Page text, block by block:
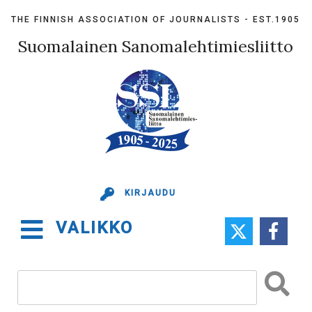
content
THE FINNISH ASSOCIATION OF JOURNALISTS - EST.1905
Suomalainen Sanomalehtimiesliitto
KIRJAUDU
VALIKKO